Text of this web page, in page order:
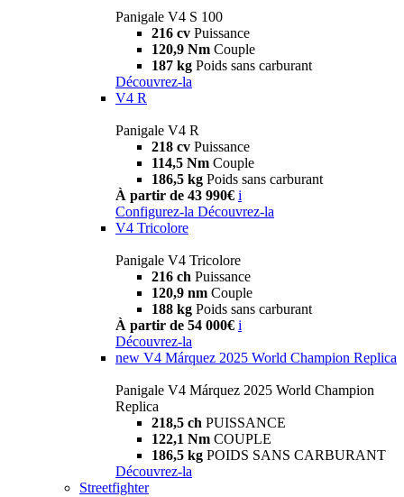
Panigale V4 S 100
216 cv Puissance
120,9 Nm Couple
187 kg Poids sans carburant
Découvrez-la
V4 R
Panigale V4 R
218 cv Puissance
114,5 Nm Couple
186,5 kg Poids sans carburant
À partir de 43 990€ i
Configurez-la Découvrez-la
V4 Tricolore
Panigale V4 Tricolore
216 ch Puissance
120,9 nm Couple
188 kg Poids sans carburant
À partir de 54 000€ i
Découvrez-la
new V4 Márquez 2025 World Champion Replica
Panigale V4 Márquez 2025 World Champion
Replica
218,5 ch PUISSANCE
122,1 Nm COUPLE
186,5 kg POIDS SANS CARBURANT
Découvrez-la
Streetfighter